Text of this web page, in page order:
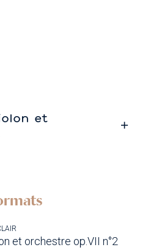
et
et orchestre op.VII n°2